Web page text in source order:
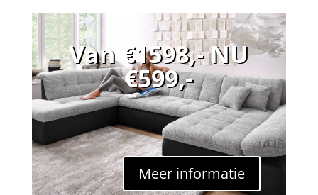
Van €1598,- NU
€599,-
Meer informatie